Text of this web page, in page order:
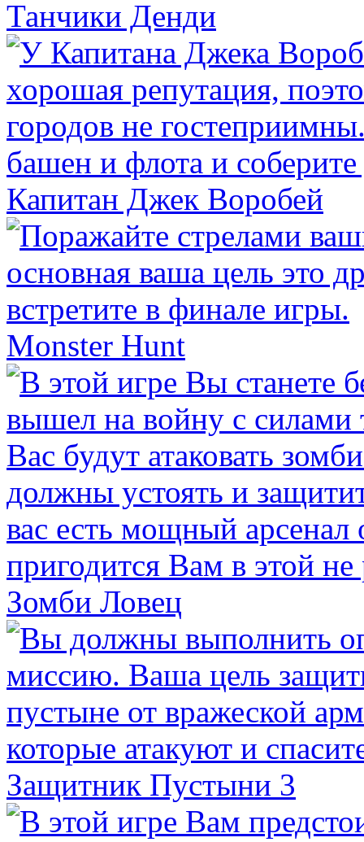
Танчики Денди
Капитан Джек Воробей
Monster Hunt
Зомби Ловец
Защитник Пустыни 3